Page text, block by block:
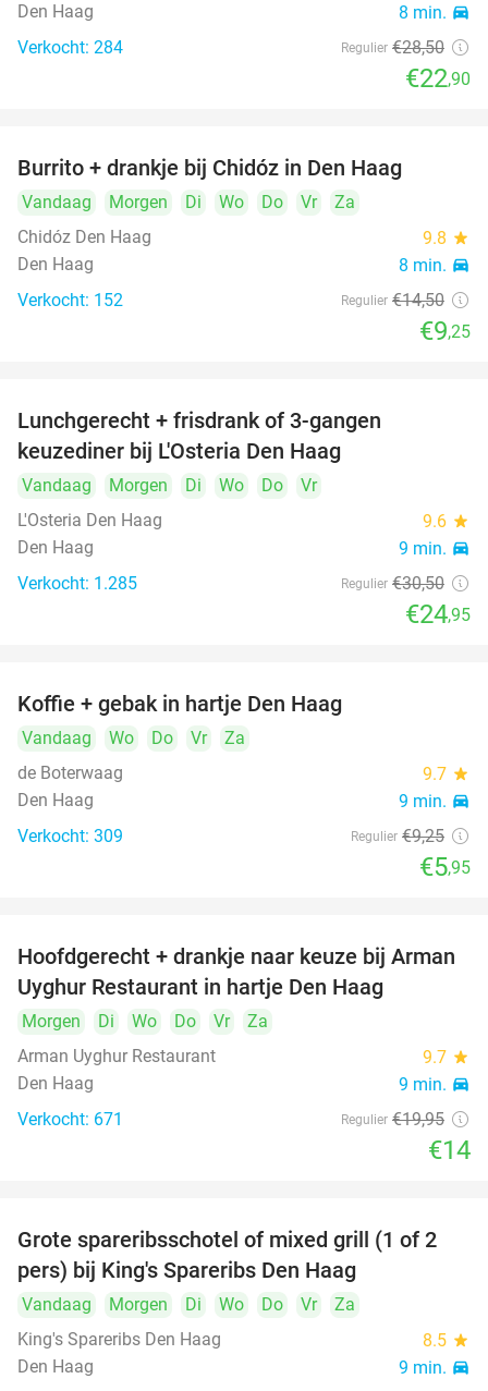
Den Haag 8 min. directions_car
Verkocht: 284 Regulier €28,50
€22,90
Burrito + drankje bij Chidóz in Den Haag
Vandaag Morgen Di Wo Do Vr
Za
Chidóz Den Haag
9.8 star
Den Haag 8 min. directions_car
Verkocht: 152 Regulier €14,50
€9,25
Lunchgerecht + frisdrank of 3-gangen
keuzediner bij L'Osteria Den Haag
Vandaag Morgen Di Wo Do
Vr
L'Osteria Den Haag
9.6 star
Den Haag 9 min. directions_car
Verkocht: 1.285 Regulier €30,50
€24,95
Koffie + gebak in hartje Den Haag
Vandaag Wo Do Vr
Za
de Boterwaag
9.7 star
Den Haag 9 min. directions_car
Verkocht: 309 Regulier €9,25
€5,95
30%
Hoofdgerecht + drankje naar keuze bij Arman
Uyghur Restaurant in hartje Den Haag
Morgen Di Wo Do Vr
Za
Arman Uyghur Restaurant
9.7 star
Den Haag 9 min. directions_car
Verkocht: 671 Regulier €19,95
€14
32%
Grote spareribsschotel of mixed grill (1 of 2
pers) bij King's Spareribs Den Haag
Vandaag Morgen Di Wo Do Vr
Za
King's Spareribs Den Haag
8.5 star
Den Haag 9 min. directions_car